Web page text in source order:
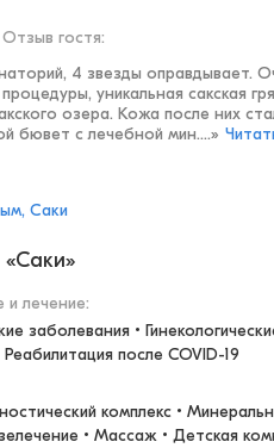
Отзыв гостя:
4 звезды оправдывает.
уникальная сакская
озера. Кожа после них
бювет с лечебной мин....»
Саки
и лечение:
заболевания •
после COVID-19
комплекс •
• Массаж • Детская